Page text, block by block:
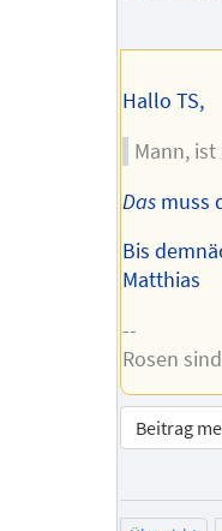
Hallo TS,
Mann,
Das muss
Bis
Matthias
--
Rosen
Beitrag